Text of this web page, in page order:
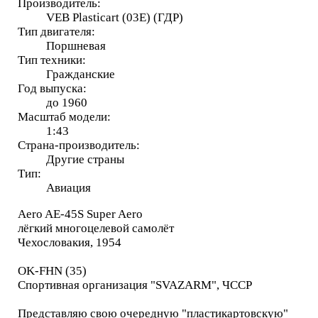
Производитель:
VEB Plasticart (03E) (ГДР)
Тип двигателя:
Поршневая
Тип техники:
Гражданские
Год выпуска:
до 1960
Масштаб модели:
1:43
Страна-производитель:
Другие страны
Тип:
Авиация
Aero AE-45S Super Aero
лёгкий многоцелевой самолёт
Чехословакия, 1954
OK-FHN (35)
Спортивная организация "SVAZARM", ЧССР
Представляю свою очередную "пластикартовскую"